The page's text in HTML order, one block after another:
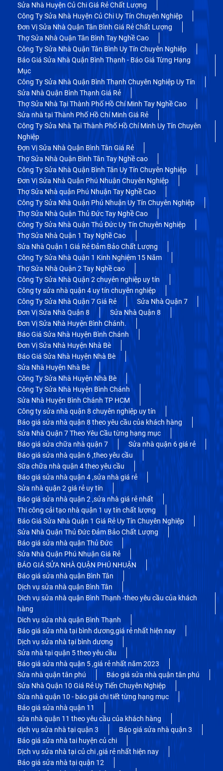
Sửa Nhà Huyện Củ Chi Giá Rẻ Chất Lượng
Công Ty Sửa Nhà Huyện Củ Chi Uy Tín Chuyên Nghiệp
Đơn Vị Sửa Nhà Quận Tân Bình Giá Rẻ Chất Lượng
Thợ Sửa Nhà Quận Tân Bình Tay Nghề Cao
Công Ty Sửa Nhà Quận Tân Bình Uy Tín Chuyên Nghiệp
Báo Giá Sửa Nhà Quận Bình Thạnh - Báo Giá Từng Hạng
Mục
Công Ty Sửa Nhà Quận Bình Thạnh Chuyên Nghiệp Uy Tín
Sửa Nhà Quận Bình Thạnh Giá Rẻ
Thợ Sửa Nhà Tại Thành Phố Hồ Chí Minh Tay Nghề Cao
Sửa nhà tại Thành Phố Hồ Chí Minh Giá Rẻ
Công Ty Sửa Nhà Tại Thành Phố Hồ Chí Minh Uy Tín Chuyên
Nghiệp
Đợn Vị Sửa Nhà Quận Bình Tân Giá Rẻ
Thợ Sửa Nhà Quận Bình Tân Tay Nghề cao
Công Ty Sửa Nhà Quận Bình Tân Uy Tín Chuyên Nghiệp
Đơn Vị Sửa Nhà Quận Phú Nhuận Chuyên Nghiệp
Thợ Sửa Nhà quận Phú Nhuận Tay Nghề Cao
Công Ty Sửa Nhà Quận Phú Nhuận Uy Tín Chuyên Nghiệp
Thợ Sửa Nhà Quận Thủ Đức Tay Nghề Cao
Công Ty Sửa Nhà Quận Thủ Đức Uy Tín Chuyên Nghiệp
Thợ Sửa Nhà Quận 1 Tay Nghề Cao
Sửa Nhà Quận 1 Giá Rẻ Đảm Bảo Chất Lượng
Công Ty Sửa Nhà Quận 1 Kinh Nghiệm 15 Năm
Thợ Sửa Nhà Quận 2 Tay Nghề cao
Công Ty Sửa Nhà Quận 2 chuyên nghiệp uy tín
Công ty sửa nhà quận 4 uy tín chuyên nghiệp
Công Ty Sửa Nhà Quận 7 Giá Rẻ
Sửa Nhà Quận 7
Đơn Vị Sửa Nhà Quận 8
Sửa Nhà Quận 8
Đơn Vị Sửa Nhà Huyện Bình Chánh.
Báo Giá Sửa Nhà Huyện Bình Chánh
Đơn Vị Sửa Nhà Huyện Nhà Bè
Báo Giá Sửa Nhà Huyện Nhà Bè
Sửa Nhà Huyện Nhà Bè
Công Ty Sửa Nhà Huyện Nhà Bè
Công Ty Sửa Nhà Huyện Bình Chánh
Sửa Nhà Huyện Bình Chánh TP HCM
Công ty sửa nhà quận 8 chuyên nghiệp uy tín
Báo giá sửa nhà quận 8 theo yêu cầu của khách hàng
Sửa Nhà Quận 7 Theo Yêu Cầu từng hạng mục
Báo giá sửa chữa nhà quận 7
Sửa nhà quận 6 giá rẻ
Báo giá sửa nhà quận 6 ,theo yêu cầu
Sữa chữa nhà quận 4 theo yêu cầu
Báo giá sửa nhà quận 4 ,sửa nhà giá rẻ
Sửa nhà quận 2 giá rẻ uy tín
Báo giá sửa nhà quận 2 ,sửa nhà giá rẻ nhất
Thi công cải tạo nhà quận 1 uy tín chất lượng
Báo Giá Sửa Nhà Quận 1 Giá Rẻ Uy Tín Chuyên Nghiệp
Sửa Nhà Quận Thủ Đức Đảm Bảo Chất Lượng
Báo giá sửa nhà quận Thủ Đức
Sửa Nhà Quận Phú Nhuận Giá Rẻ
BÁO GIÁ SỬA NHÀ QUẬN PHÚ NHUẬN
Báo giá sửa nhà quận Bình Tân
Dịch vụ sửa nhà quận Bình Tân
Dich vụ sửa nhà quận Bình Thạnh -theo yêu cầu của khách
hàng
Dich vụ sửa nhà quận Bình Thạnh
Báo giá sửa nhà tại bình dương,giá rẻ nhất hiện nay
Dịch vụ sửa nhà tại bình dương
Sửa nhà tại quận 5 theo yêu cầu
Báo giá sửa nhà quận 5 ,giá rẻ nhất năm 2023
Sửa nhà quận tân phú
Báo giá sửa nhà quận tân phú
Sửa Nhà Quận 10 Giá Rẻ Uy Tiến Chuyên Nghiệp
Sửa nhà quận 10 - báo giá chi tiết từng hạng mục
Báo giá sửa nhà quận 11
sửa nhà quận 11 theo yêu cầu của khách hàng
dịch vụ sửa nhà tại quận 3
Báo giá sửa nhà quận 3
Báo giá sửa nhà tai huyện củ chi
Dịch vụ sửa nhà tại củ chi ,giá rẻ nhất hiện nay
Báo giá sửa nhà tại quận 12